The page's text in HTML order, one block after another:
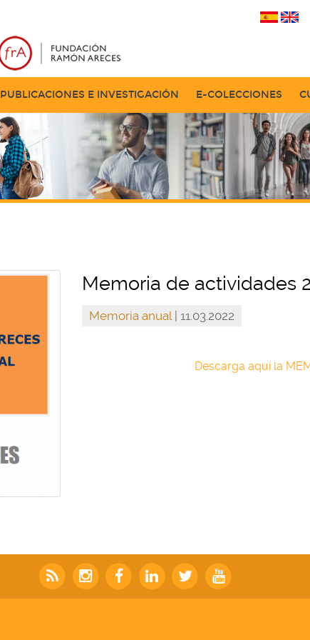
PUBLICACIONES E INVESTIGACIÓN E-COLECCIONES
Memoria de actividades
Memoria anual| 11.03.2022
Descarga aquí la